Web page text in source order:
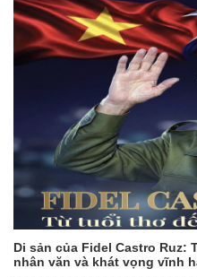
Di sản của Fidel Castro
nhân văn và khát vọng vĩnh